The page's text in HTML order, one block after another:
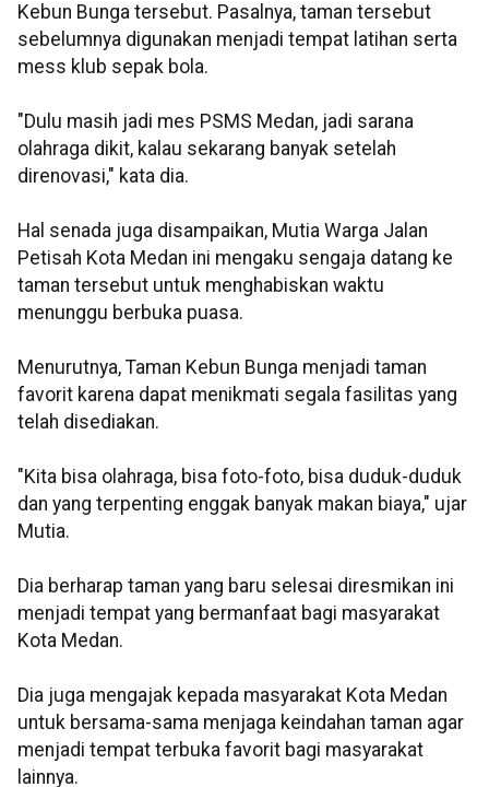
Kebun Bunga tersebut. Pasalnya, taman tersebut
sebelumnya digunakan menjadi tempat latihan serta
mess klub sepak bola.
"Dulu masih jadi mes PSMS Medan, jadi sarana
olahraga dikit, kalau sekarang banyak setelah
direnovasi," kata dia.
Hal senada juga disampaikan, Mutia Warga Jalan
Petisah Kota Medan ini mengaku sengaja datang ke
taman tersebut untuk menghabiskan waktu
menunggu berbuka puasa.
Menurutnya, Taman Kebun Bunga menjadi taman
favorit karena dapat menikmati segala fasilitas yang
telah disediakan.
"Kita bisa olahraga, bisa foto-foto, bisa duduk-duduk
dan yang terpenting enggak banyak makan biaya," ujar
Mutia.
Dia berharap taman yang baru selesai diresmikan ini
menjadi tempat yang bermanfaat bagi masyarakat
Kota Medan.
Dia juga mengajak kepada masyarakat Kota Medan
untuk bersama-sama menjaga keindahan taman agar
menjadi tempat terbuka favorit bagi masyarakat
lainnya.